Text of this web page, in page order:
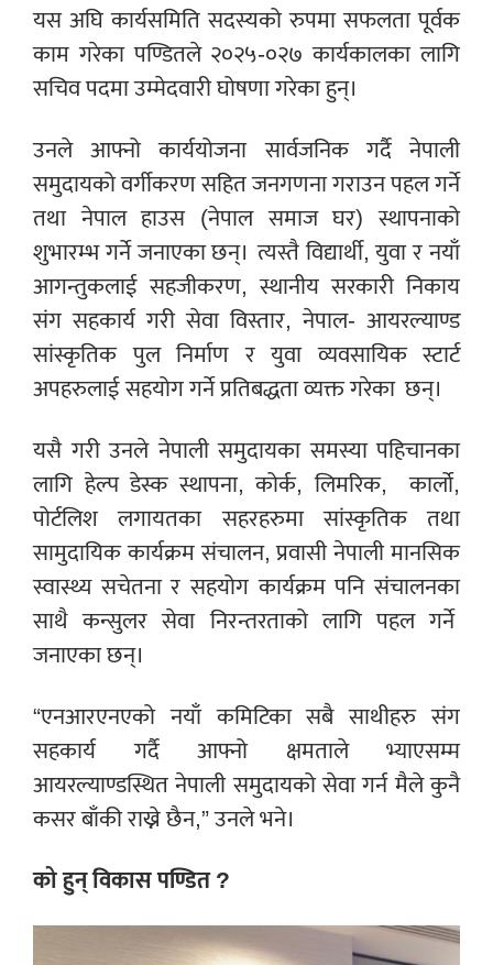
यस अघि कार्यसमिति सदस्यको रुपमा सफलता पूर्वक
काम गरेका पण्डितले २०२५-०२७ कार्यकालका लागि
सचिव पदमा उम्मेदवारी घोषणा गरेका हुन्।
उनले आफ्नो कार्ययोजना सार्वजनिक गर्दै नेपाली
समुदायको वर्गीकरण सहित जनगणना गराउन पहल गर्ने
तथा नेपाल हाउस (नेपाल समाज घर) स्थापनाको
शुभारम्भ गर्ने जनाएका छन्। त्यस्तै विद्यार्थी, युवा र नयाँ
आगन्तुकलाई सहजीकरण, स्थानीय सरकारी निकाय
संग सहकार्य गरी सेवा विस्तार, नेपाल- आयरल्याण्ड
सांस्कृतिक पुल निर्माण र युवा व्यवसायिक स्टार्ट
अपहरुलाई सहयोग गर्ने प्रतिबद्धता व्यक्त गरेका छन्।
यसै गरी उनले नेपाली समुदायका समस्या पहिचानका
लागि हेल्प डेस्क स्थापना, कोर्क, लिमरिक,
कार्लो,
पोर्टलिश लगायतका सहरहरुमा सांस्कृतिक तथा
सामुदायिक कार्यक्रम संचालन, प्रवासी नेपाली मानसिक
स्वास्थ्य सचेतना र सहयोग कार्यक्रम पनि संचालनका
साथै कन्सुलर सेवा निरन्तरताको लागि पहल गर्ने
जनाएका छन्।
“एनआरएनएको नयाँ कमिटिका सबै साथीहरु संग
सहकार्य गर्दै आफ्नो क्षमताले भ्याएसम्म
आयरल्याण्डस्थित नेपाली समुदायको सेवा गर्न मैले कुनै
कसर बाँकी राख्ने छैन,” उनले भने।
को हुन् विकास पण्डित ?